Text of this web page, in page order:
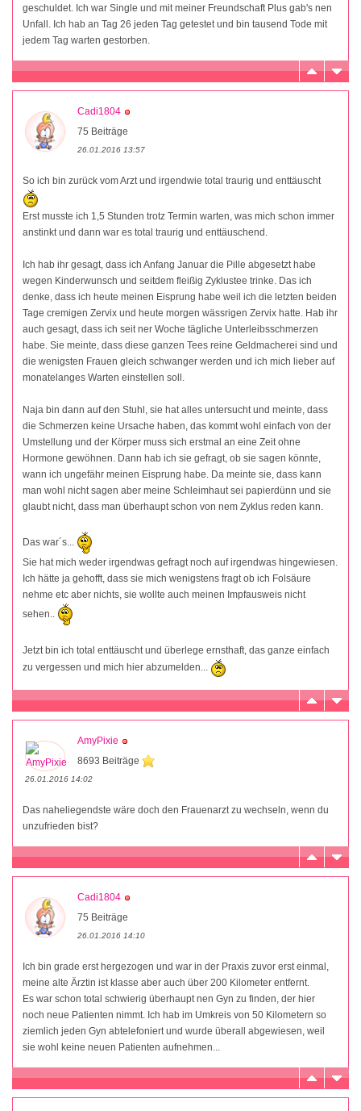
geschuldet. Ich war Single und mit meiner Freundschaft Plus gab's nen
Unfall. Ich hab an Tag 26 jeden Tag getestet und bin tausend Tode mit
jedem Tag warten gestorben.
Cadi1804
75 Beiträge
26.01.2016 13:57
So ich bin zurück vom Arzt und irgendwie total traurig und enttäuscht
Erst musste ich 1,5 Stunden trotz Termin warten, was mich schon immer
anstinkt und dann war es total traurig und enttäuschend.
Ich hab ihr gesagt, dass ich Anfang Januar die Pille abgesetzt habe
wegen Kinderwunsch und seitdem fleißig Zyklustee trinke. Das ich
denke, dass ich heute meinen Eisprung habe weil ich die letzten beiden
Tage cremigen Zervix und heute morgen wässrigen Zervix hatte. Hab ihr
auch gesagt, dass ich seit ner Woche tägliche Unterleibsschmerzen
habe. Sie meinte, dass diese ganzen Tees reine Geldmacherei sind und
die wenigsten Frauen gleich schwanger werden und ich mich lieber auf
monatelanges Warten einstellen soll.
Naja bin dann auf den Stuhl, sie hat alles untersucht und meinte, dass
die Schmerzen keine Ursache haben, das kommt wohl einfach von der
Umstellung und der Körper muss sich erstmal an eine Zeit ohne
Hormone gewöhnen. Dann hab ich sie gefragt, ob sie sagen könnte,
wann ich ungefähr meinen Eisprung habe. Da meinte sie, dass kann
man wohl nicht sagen aber meine Schleimhaut sei papierdünn und sie
glaubt nicht, dass man überhaupt schon von nem Zyklus reden kann.
Das war´s...
Sie hat mich weder irgendwas gefragt noch auf irgendwas hingewiesen.
Ich hätte ja gehofft, dass sie mich wenigstens fragt ob ich Folsäure
nehme etc aber nichts, sie wollte auch meinen Impfausweis nicht
sehen..
Jetzt bin ich total enttäuscht und überlege ernsthaft, das ganze einfach
zu vergessen und mich hier abzumelden...
AmyPixie
8693 Beiträge
26.01.2016 14:02
Das naheliegendste wäre doch den Frauenarzt zu wechseln, wenn du
unzufrieden bist?
Cadi1804
75 Beiträge
26.01.2016 14:10
Ich bin grade erst hergezogen und war in der Praxis zuvor erst einmal,
meine alte Ärztin ist klasse aber auch über 200 Kilometer entfernt.
Es war schon total schwierig überhaupt nen Gyn zu finden, der hier
noch neue Patienten nimmt. Ich hab im Umkreis von 50 Kilometern so
ziemlich jeden Gyn abtelefoniert und wurde überall abgewiesen, weil
sie wohl keine neuen Patienten aufnehmen...